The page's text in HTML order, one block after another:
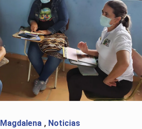
Magdalena , Noticias